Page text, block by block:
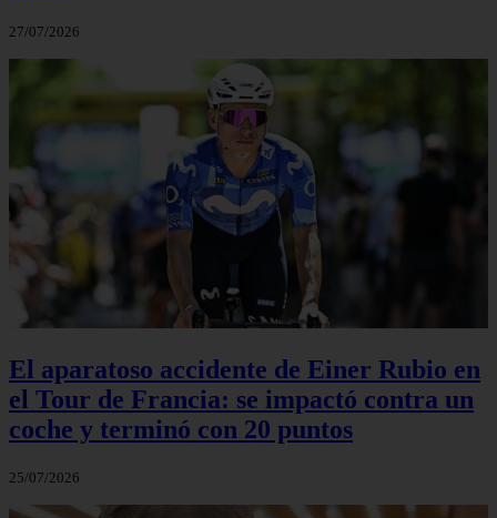
27/07/2026
El aparatoso accidente de Einer Rubio en
el Tour de Francia: se impactó contra un
coche y terminó con 20 puntos
25/07/2026